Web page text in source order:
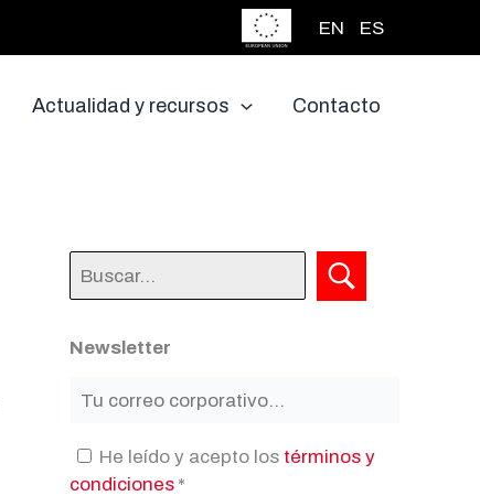
EN ES
Actualidad y recursos Contacto
Newsletter
He leído y acepto los términos y
condiciones *